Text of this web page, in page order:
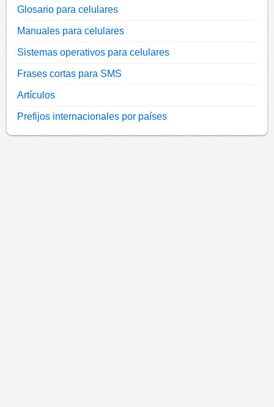
Glosario para celulares
Manuales para celulares
Sistemas operativos para celulares
Frases cortas para SMS
Artículos
Prefijos internacionales por países